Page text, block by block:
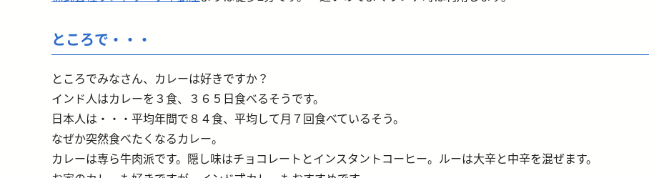
ところで・・・
ところでみなさん、カレーは好きですか？
インド人はカレーを３食、３６５日食べるそうです。
日本人は・・・平均年間で８４食、平均して月７回食べているそう。
なぜか突然食べたくなるカレー。
カレーは専ら牛肉派です。隠し味はチョコレートとインスタントコーヒー。ルーは大辛と中辛を混ぜます。